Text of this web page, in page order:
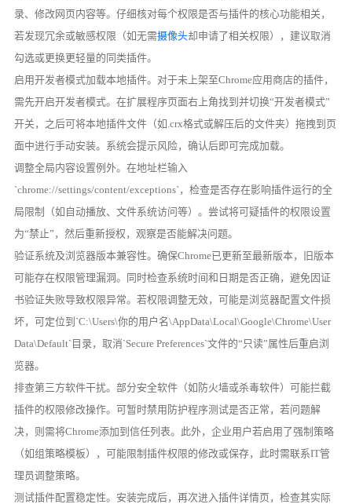
录、修改网页内容等。仔细核对每个权限是否与插件的核心功能相关，
若发现冗余或敏感权限（如无需摄像头却申请了相关权限），建议取消
勾选或更换更轻量的同类插件。
启用开发者模式加载本地插件。对于未上架至Chrome应用商店的插件，
需先开启开发者模式。在扩展程序页面右上角找到并切换“开发者模式”
开关，之后可将本地插件文件（如.crx格式或解压后的文件夹）拖拽到页
面中进行手动安装。系统会提示风险，确认后即可完成加载。
调整全局内容设置例外。在地址栏输入
`chrome://settings/content/exceptions`，检查是否存在影响插件运行的全
局限制（如自动播放、文件系统访问等）。尝试将可疑插件的权限设置
为“禁止”，然后重新授权，观察是否能解决问题。
验证系统及浏览器版本兼容性。确保Chrome已更新至最新版本，旧版本
可能存在权限管理漏洞。同时检查系统时间和日期是否正确，避免因证
书验证失败导致权限异常。若权限调整无效，可能是浏览器配置文件损
坏，可定位到`C:\Users\你的用户名\AppData\Local\Google\Chrome\User
Data\Default`目录，取消`Secure Preferences`文件的“只读”属性后重启浏
览器。
排查第三方软件干扰。部分安全软件（如防火墙或杀毒软件）可能拦截
插件的权限修改操作。可暂时禁用防护程序测试是否正常，若问题解
决，则需将Chrome添加到信任列表。此外，企业用户若启用了强制策略
（如组策略模板），可能限制插件权限的修改或保存，此时需联系IT管
理员调整策略。
测试插件配置稳定性。安装完成后，再次进入插件详情页，检查其实际